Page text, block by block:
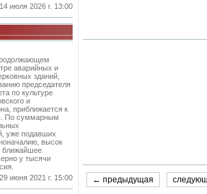
14 июля 2026 г. 13:00
аварийных и
зданий,
председателя
по культуре
и
приближается к
По суммарным
уже подавших
высок
ближайшее
у тысячи
29 июня 2021 г. 15:00
← предыдущая